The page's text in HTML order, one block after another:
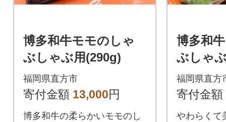
博多和牛モモのしゃ
ぶしゃぶ用(290g)
福岡県直方市
寄付金額 13,000円
博多和牛の柔らかいモモのし
博多和
ぶしゃ
福岡県直方
寄付金額
やわらくて